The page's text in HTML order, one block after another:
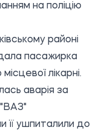
на поліцію
районі
пасажирка
лікарні.
аварія за
"ВАЗ"
її ушпиталили до